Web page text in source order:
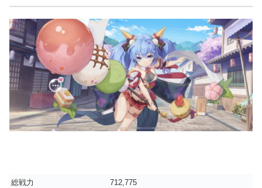
総戦力
712,775